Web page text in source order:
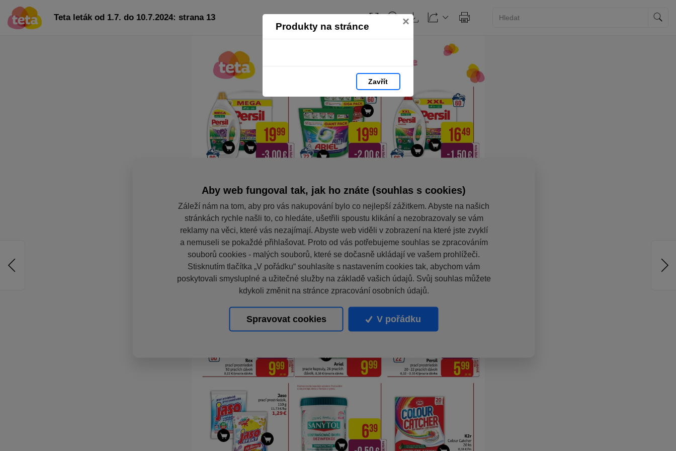
Produkty na stránce ×
Zavřít
Teta leták od 1.7. do 10.7.2024: strana 13
Aby web fungoval tak, jak ho znáte (souhlas s cookies)
Záleží nám na tom, aby pro vás nakupování bylo co nejlepší zážitkem. Abyste na našich
stránkách rychle našli to, co hledáte, ušetřili spoustu klikání a nezobrazovaly se vám
reklamy na věci, které vás nezajímají. Abyste web viděli v zobrazení na které jste zvyklí
a nemuseli se pokaždé přihlašovat. Proto od vás potřebujeme souhlas se zpracováním
souborů cookies - malých souborů, které se dočasně ukládají ve vašem prohlížeči.
Stisknutím tlačítka „V pořádku“ souhlasíte s nastavením cookies tak, abychom vám
poskytovali smysluplné a užitečné služby na základě vašich údajů. Svůj souhlas můžete
kdykoli změnit na stránce zpracování osobních údajů.
Spravovat cookies V pořádku